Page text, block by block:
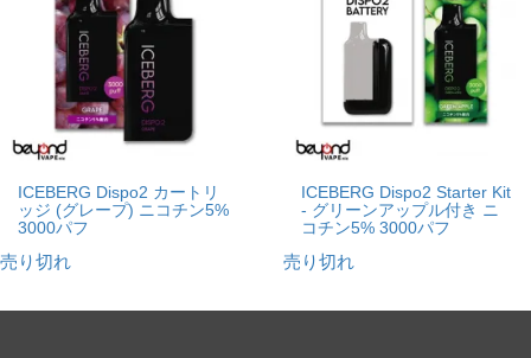
ICEBERG Dispo2 カートリ
ッジ (グレープ) ニコチン5%
3000パフ
売り切れ
ICEBERG Dispo2 Starter Kit
- グリーンアップル付き ニ
コチン5% 3000パフ
売り切れ